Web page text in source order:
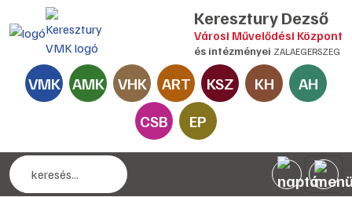
Keresztury Dezső
Városi Művelődési Központ
és intézményei ZALAEGERSZEG
VMK AMK VHK ART KSZ KH
AH
CSB
EP